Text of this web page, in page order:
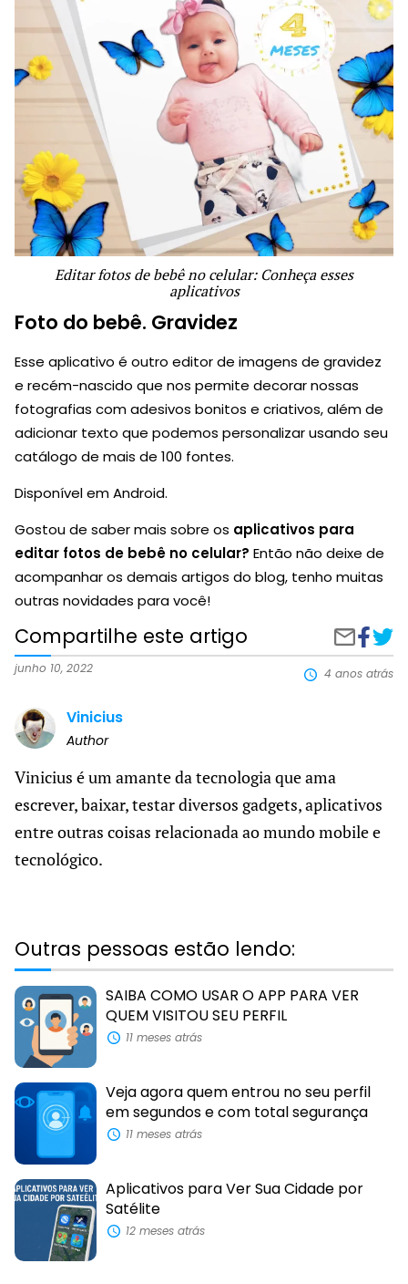
junho 10, 2022 4 anos atrás
Editar fotos de bebê no celular: Conheça esses
aplicativos
Foto do bebê. Gravidez
Esse aplicativo é outro editor de imagens de gravidez
e recém-nascido que nos permite decorar nossas
fotografias com adesivos bonitos e criativos, além de
adicionar texto que podemos personalizar usando seu
catálogo de mais de 100 fontes.
Disponível em Android.
Gostou de saber mais sobre os aplicativos para
editar fotos de bebê no celular? Então não deixe de
acompanhar os demais artigos do blog, tenho muitas
outras novidades para você!
Compartilhe este artigo
por
e-
nofotos
de
Vinicius
Author
Vinicius é um amante da tecnologia que ama
escrever, baixar, testar diversos gadgets, aplicativos
entre outras coisas relacionada ao mundo mobile e
tecnológico.
Outras pessoas estão lendo:
SAIBA COMO USAR O APP PARA VER
QUEM VISITOU SEU PERFIL
11 meses atrás
Veja agora quem entrou no seu perfil
em segundos e com total segurança
11 meses atrás
Aplicativos para Ver Sua Cidade por
Satélite
12 meses atrás